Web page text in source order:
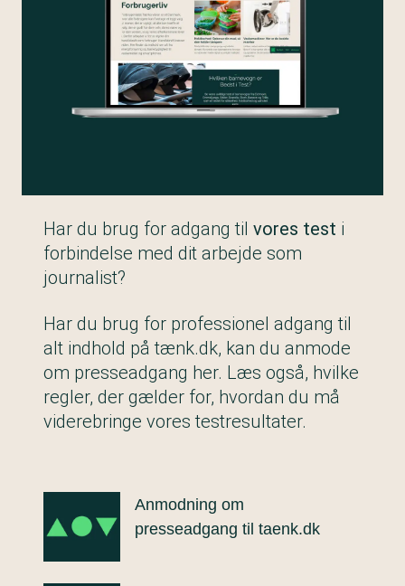
Har du brug for adgang til vores test i
forbindelse med dit arbejde som
journalist?
Har du brug for professionel adgang til
alt indhold på tænk.dk, kan du anmode
om presseadgang her. Læs også, hvilke
regler, der gælder for, hvordan du må
viderebringe vores testresultater.
Anmodning om
presseadgang til taenk.dk